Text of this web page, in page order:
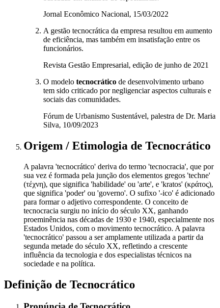
Jornal Econômico Nacional, 15/03/2022
A gestão tecnocrática da empresa resultou em aumento
de eficiência, mas também em insatisfação entre os
funcionários.
Revista Gestão Empresarial, edição de junho de 2021
O modelo tecnocrático de desenvolvimento urbano
tem sido criticado por negligenciar aspectos culturais e
sociais das comunidades.
Fórum de Urbanismo Sustentável, palestra de Dr. Maria
Silva, 10/09/2023
Origem / Etimologia de Tecnocrático
A palavra 'tecnocrático' deriva do termo 'tecnocracia', que por
sua vez é formada pela junção dos elementos gregos 'techne'
(τέχνη), que significa 'habilidade' ou 'arte', e 'kratos' (κράτος),
que significa 'poder' ou 'governo'. O sufixo '-ico' é adicionado
para formar o adjetivo correspondente. O conceito de
tecnocracia surgiu no início do século XX, ganhando
proeminência nas décadas de 1930 e 1940, especialmente nos
Estados Unidos, com o movimento tecnocrático. A palavra
'tecnocrático' passou a ser amplamente utilizada a partir da
segunda metade do século XX, refletindo a crescente
influência da tecnologia e dos especialistas técnicos na
sociedade e na política.
Definição de Tecnocrático